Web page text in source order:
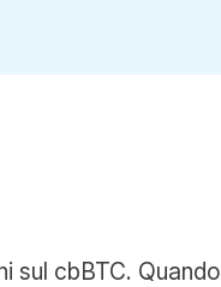
sul cbBTC. Quando